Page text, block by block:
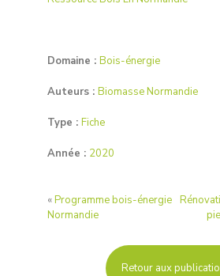
Domaine : Bois-énergie
Auteurs : Biomasse Normandie
Type : Fiche
Année : 2020
«Programme bois-énergie
Normandie
Retour aux